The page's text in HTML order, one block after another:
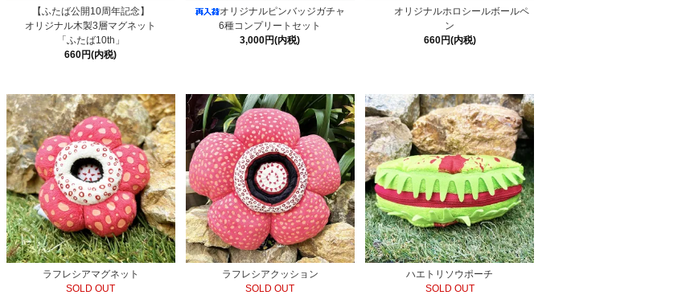
【ふたば公開10周年記念】
オリジナル木製3層マグネット
「ふたば10th」
660円(内税)
オリジナルピンバッジガチャ
6種コンプリートセット
3,000円(内税)
オリジナルホロシールボールペ
ン
660円(内税)
ラフレシアマグネット
SOLD OUT
ラフレシアクッション
SOLD OUT
ハエトリソウポーチ
SOLD OUT